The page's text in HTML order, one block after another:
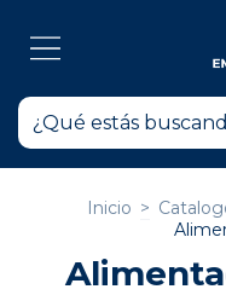
Inicio >